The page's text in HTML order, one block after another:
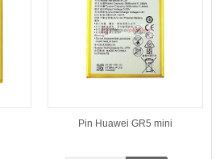
Pin Huawei GR5 mini